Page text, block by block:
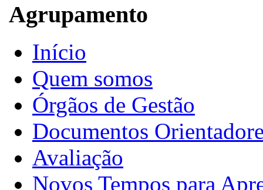
Agrupamento
Início
Quem somos
Órgãos de Gestão
Documentos
Avaliação
Novos Tempos para